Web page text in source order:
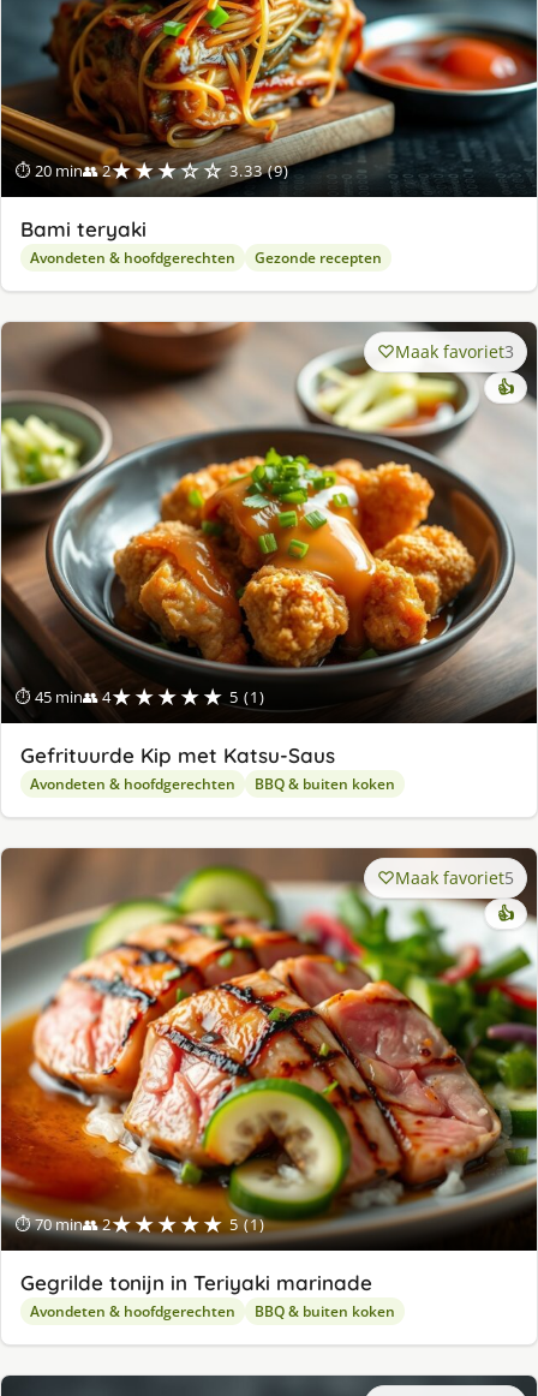
⏱ 20 min👥 2★★★☆☆ 3.33 (9)
Bami teryaki
Avondeten & hoofdgerechten Gezonde recepten
⏱ 45 min👥 4★★★★★ 5 (1)
Maak favoriet3
👍
Gefrituurde Kip met Katsu-Saus
Avondeten & hoofdgerechten BBQ & buiten koken
⏱ 70 min👥 2★★★★★ 5 (1)
Maak favoriet5
👍
Gegrilde tonijn in Teriyaki marinade
Avondeten & hoofdgerechten BBQ & buiten koken